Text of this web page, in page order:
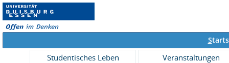
S
Studentisches Leben
Veranstaltungen